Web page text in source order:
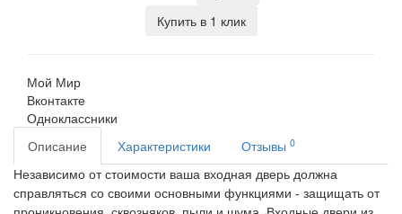
Купить в 1 клик
Мой Мир
Вконтакте
Одноклассники
Описание
Характеристики Отзывы 0
Независимо от стоимости ваша входная дверь должна
справляться со своими основными функциями - защищать от